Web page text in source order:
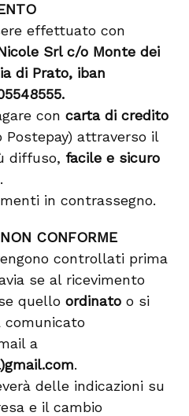
effettuato con
Srl c/o Monte dei
di Prato, iban
concarta di credito
attraverso il
diffuso,facile e sicuro
in contrassegno.
CONFORME
controllati prima
se al ricevimento
quelloordinato o si
comunicato
a
.
delle indicazioni su
e il cambio